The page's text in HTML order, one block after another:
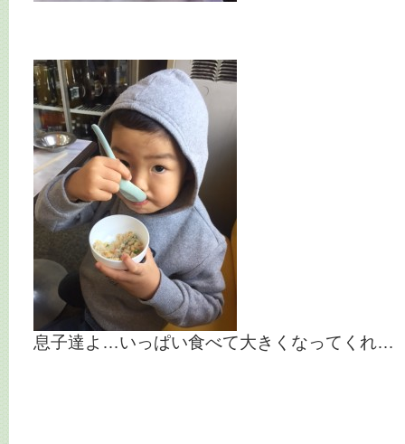
息子達よ…いっぱい食べて大きくなってくれ…